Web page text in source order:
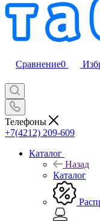
Сравнение0
Телефоны
+7(4212) 209-609
Каталог
Назад
Каталог